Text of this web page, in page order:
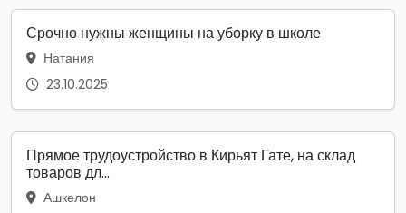
Срочно нужны женщины на уборку в школе
Натания
23.10.2025
Прямое трудоустройство в Кирьят Гате, на склад
товаров дл...
Ашкелон